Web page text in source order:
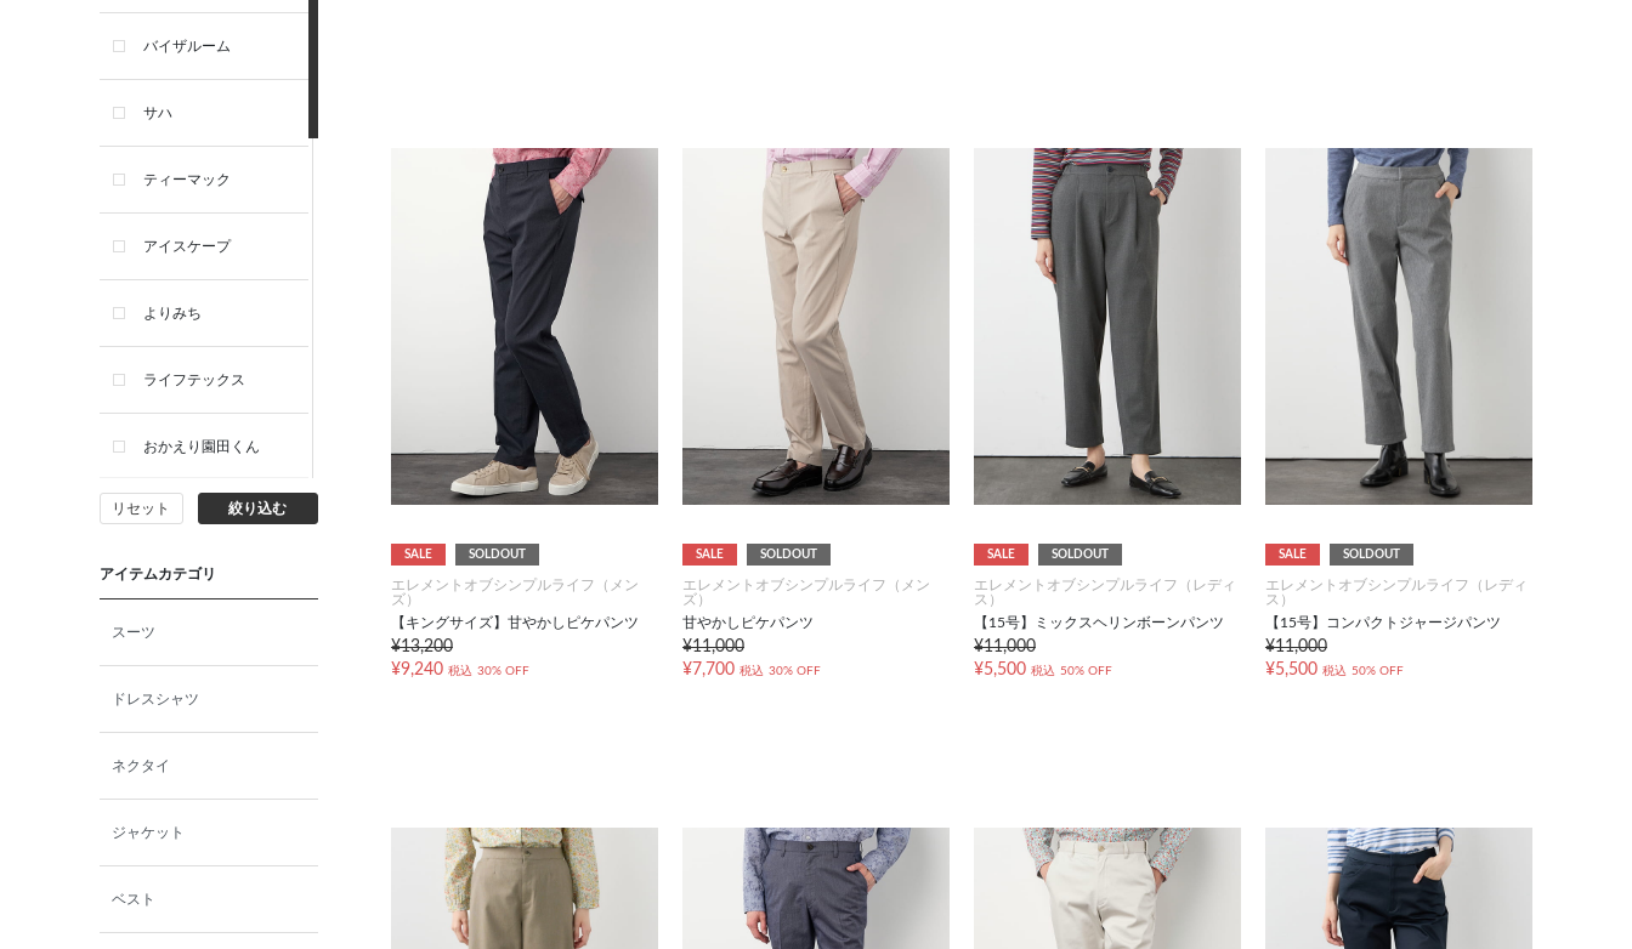
バイザルーム
サハ
ティーマック
アイスケープ
よりみち
ライフテックス
おかえり園田くん
ビー・エー・ジー
イヴィスト
ン
西脇シリーズ
小泉革店
シャミー
パーソンズジーンズ
リセット 絞り込む
アイテムカテゴリ
スーツ
ドレスシャツ
ネクタイ
ジャケット
ベスト
SALE SOLDOUT
エレメントオブシンプルライフ（メン
ズ）
【キングサイズ】甘やかしピケパンツ
¥13,200
¥9,240 税込 30% OFF
SALE SOLDOUT
エレメントオブシンプルライフ（メン
ズ）
甘やかしピケパンツ
¥11,000
¥7,700 税込 30% OFF
SALE SOLDOUT
エレメントオブシンプルライフ（レディ
ス）
【15号】ミックスヘリンボーンパンツ
¥11,000
¥5,500 税込 50% OFF
SALE SOLDOUT
エレメントオブシンプルライフ（レディ
ス）
【15号】コンパクトジャージパンツ
¥11,000
¥5,500 税込 50% OFF